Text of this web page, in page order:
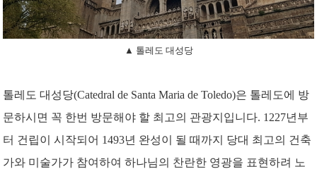
▲ 톨레도 대성당
톨레도 대성당(Catedral de Santa Maria de Toledo)은 톨레도에 방
문하시면 꼭 한번 방문해야 할 최고의 관광지입니다. 1227년부
터 건립이 시작되어 1493년 완성이 될 때까지 당대 최고의 건축
가와 미술가가 참여하여 하나님의 찬란한 영광을 표현하려 노